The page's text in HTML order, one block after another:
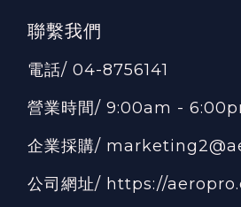
聯繫我們
電話/ 04-8756141
營業時間/ 9:00am -
企業採購/
公司網址/ https://